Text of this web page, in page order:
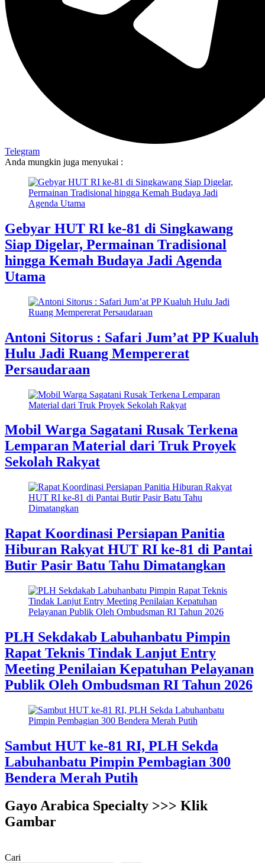
Telegram
Anda mungkin juga menyukai :
Gebyar HUT RI ke-81 di Singkawang
Siap Digelar, Permainan Tradisional
hingga Kemah Budaya Jadi Agenda
Utama
Antoni Sitorus : Safari Jum’at PP Kualuh
Hulu Jadi Ruang Mempererat
Persaudaraan
Mobil Warga Sagatani Rusak Terkena
Lemparan Material dari Truk Proyek
Sekolah Rakyat
Rapat Koordinasi Persiapan Panitia
Hiburan Rakyat HUT RI ke-81 di Pantai
Butir Pasir Batu Tahu Dimatangkan
PLH Sekdakab Labuhanbatu Pimpin
Rapat Teknis Tindak Lanjut Entry
Meeting Penilaian Kepatuhan Pelayanan
Publik Oleh Ombudsman RI Tahun 2026
Sambut HUT ke-81 RI, PLH Sekda
Labuhanbatu Pimpin Pembagian 300
Bendera Merah Putih
Gayo Arabica Specialty >>> Klik
Gambar
Cari